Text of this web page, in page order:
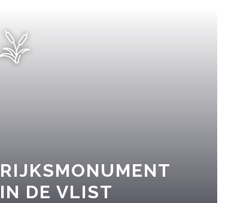
RIJKSMONUMENT
IN DE VLIST